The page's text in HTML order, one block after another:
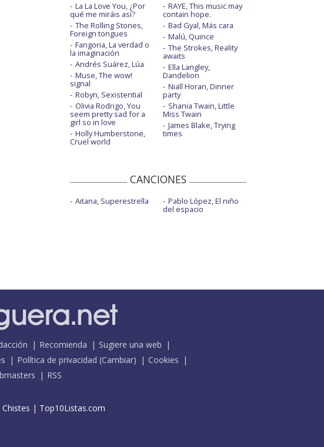
La La Love You, ¿Por
qué me miráis así?
The Rolling Stones,
Foreign tongues
Fangoria, La verdad o
la imaginación
Andrés Suárez, Lúa
Muse, The wow!
signal
Robyn, Sexistential
Olivia Rodrigo, You
seem pretty sad for a
girl so in love
Holly Humberstone,
Cruel world
RAYE, This music may
contain hope.
Bad Gyal, Más cara
Malú, Quince
The Strokes, Reality
awaits
Ella Langley,
Dandelion
Niall Horan, Dinner
party
Shania Twain, Little
Miss Twain
James Blake, Trying
times
CANCIONES
Aitana, Superestrella Pablo López, El niño
del espacio
Recomienda
Sugiere una web
Política de privacidad (Cambiar)
Cookies
RSS
Chistes | Top10Listas.com